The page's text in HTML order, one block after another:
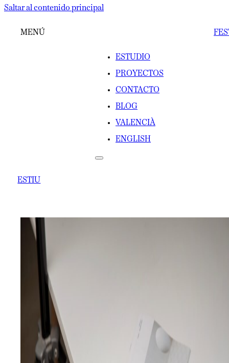
Saltar al contenido principal
MENÚ
ESTUDIO
PROYECTOS
CONTACTO
BLOG
VALENCIÀ
ENGLISH
ESTIU